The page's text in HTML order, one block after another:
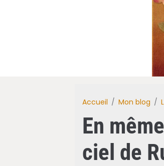
Accueil Mon blog
En
ciel de